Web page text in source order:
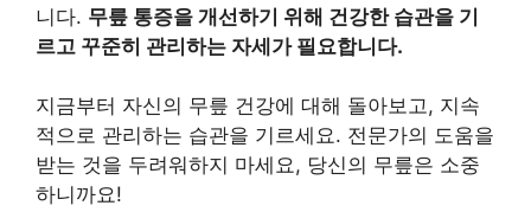
니다. 무릎 통증을 개선하기 위해 건강한 습관을 기
르고 꾸준히 관리하는 자세가 필요합니다.
지금부터 자신의 무릎 건강에 대해 돌아보고, 지속
적으로 관리하는 습관을 기르세요. 전문가의 도움을
받는 것을 두려워하지 마세요, 당신의 무릎은 소중
하니까요!